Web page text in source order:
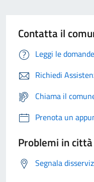
Contatta il
Leggi le
Richiedi
Chiama il
Prenota un
Problemi in città
Segnala